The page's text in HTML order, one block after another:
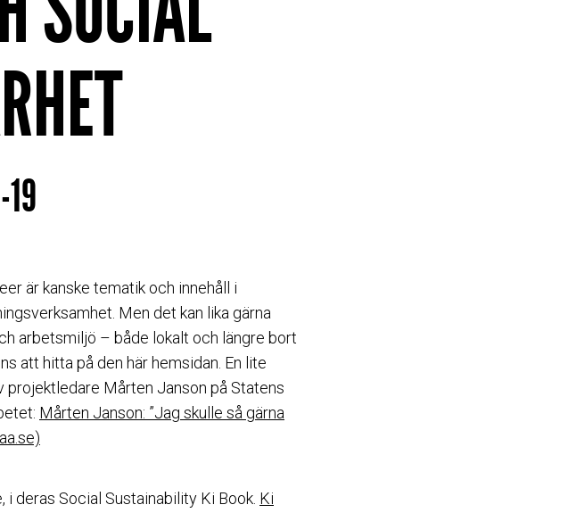
är kanske tematik och innehåll i
Men det kan lika gärna
arbetsmiljö – både lokalt och längre bort
att hitta på den här hemsidan. En lite
projektledare Mårten Janson på Statens
Mårten Janson: ”Jag skulle så gärna
i deras Social Sustainability Ki Book. Ki